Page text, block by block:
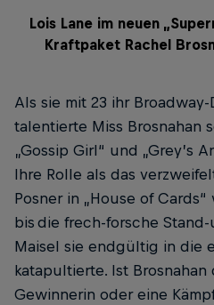
Lois Lane im neuen
Kraftpaket Rachel
Als sie mit 23 ihr
talentierte Miss Brosnahan
„Gossip Girl“ und „Grey’s
Ihre Rolle als das
Posner in „House of
bis die frech-forsche
Maisel sie endgültig in die
katapultierte. Ist
Gewinnerin oder eine